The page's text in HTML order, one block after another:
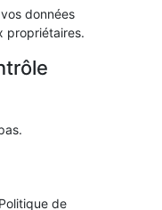
données
propriétaires.
de